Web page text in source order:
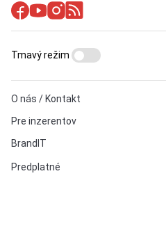
O nás / Kontakt
Pre inzerentov
BrandIT
Predplatné
Tmavý režim